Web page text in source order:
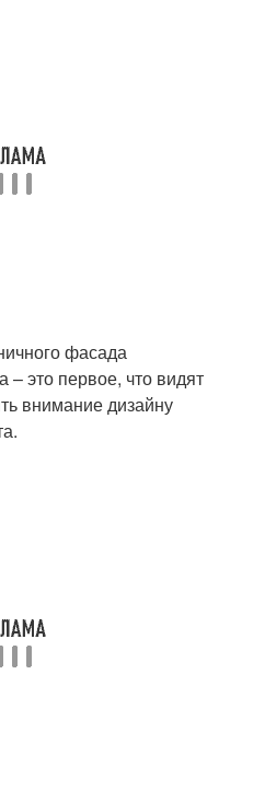
фасада
– это первое, что видят
внимание дизайну